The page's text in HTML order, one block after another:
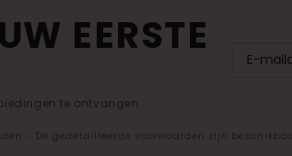
EERSTE
te ontvangen.
- De gedetailleerde voorwaarden zijn